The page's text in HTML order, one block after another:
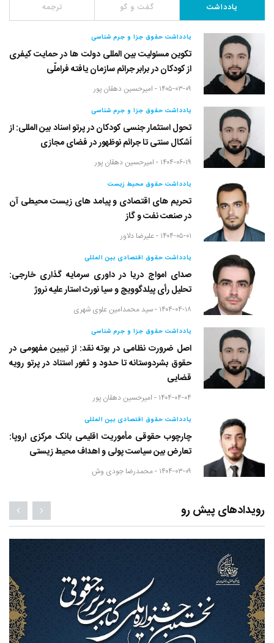
یادداشت گفت و گو ترجمه
یادداشت حقوق جزا و جرم شناسی
تکوین مسئولیت بین المللی دولت ها در حمایت کیفری
از کودکان در برابر جرائم سازمان یافته فراملّی
۱۴۰۵-۰۳-۰۹ - امیرحسین دهقان پور
یادداشت حقوق جزا و جرم شناسی
تحول استثمار جنسی کودکان در پرتو اسناد بین المللی: از
اَشکال سنتی تا جرائم نوظهور در فضای مجازی
۱۴۰۴-۰۶-۱۹ - امیرحسین دهقان پور
یادداشت حقوق محیط زیست
تحریم های اقتصادی و پیامد های زیست محیطی آن
در صنعت نفت و گاز
۱۴۰۴-۰۵-۰۱ - علیرضا دلاور
یادداشت حقوق اقتصادی بین المللی
صدای امواج دریا در داوری سرمایه گذاری خارجی:
تحلیل رأی پیلدگوویچ و سیا نورث استار علیه نروژ
۱۴۰۴-۰۴-۱۸ - سید محمدامین علوی شهری
یادداشت حقوق جزا و جرم شناسی
اصل ضرورت نظامی در بوته نقد: از تبیین مفهومی در
حقوق بشردوستانه تا حدود و ثغور استناد در پرتو رویه
قضایی
۱۴۰۴-۰۴-۰۴ - امیرحسین دهقان پور
یادداشت حقوق اقتصادی بین المللی
چارچوب حقوقی مأموریت اقلیمی بانک مرکزی اروپا:
تعارض بین سیاست پولی و اهداف محیط زیستی
۱۴۰۴-۰۳-۰۹ - محمدرضا جودی وش
رویدادهای پیش رو